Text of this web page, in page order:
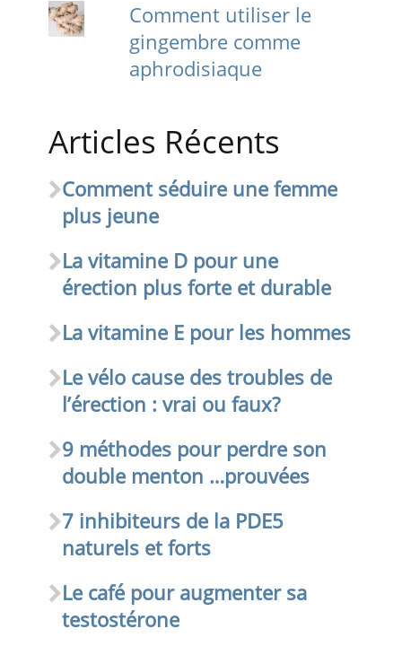
Comment utiliser le
gingembre comme
aphrodisiaque
Articles Récents
Comment séduire une femme
plus jeune
La vitamine D pour une
érection plus forte et durable
La vitamine E pour les hommes
Le vélo cause des troubles de
l’érection : vrai ou faux?
9 méthodes pour perdre son
double menton …prouvées
7 inhibiteurs de la PDE5
naturels et forts
Le café pour augmenter sa
testostérone